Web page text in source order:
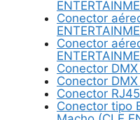
Conector
Conector
Conector
Conector
Conector
Conector tipo